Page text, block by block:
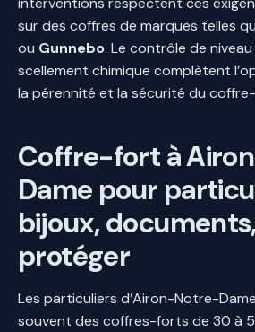
sur des coffres de marques telles
ou Gunnebo. Le contrôle de
scellement chimique complètent
la pérennité et la sécurité du
Coffre-fort à
Dame pour
bijoux,
protéger
Les particuliers d’Airon-Notre-
souvent des coffres-forts de 30 à